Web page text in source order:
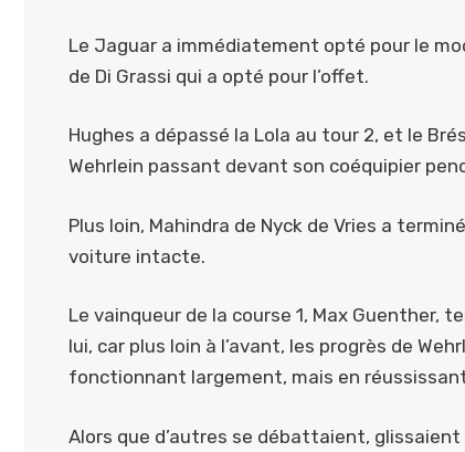
Le Jaguar a immédiatement opté pour le
de Di Grassi qui a opté pour l’offet.
Hughes a dépassé la Lola au tour 2, et le
Wehrlein passant devant son coéquipier
Plus loin, Mahindra de Nyck de Vries a
voiture intacte.
Le vainqueur de la course 1, Max Guenther,
lui, car plus loin à l’avant, les progrès de
fonctionnant largement, mais en
Alors que d’autres se débattaient,